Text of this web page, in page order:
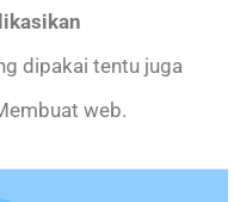
dipakai tentu juga
web.